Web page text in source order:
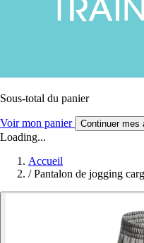
Sous-total du panier
Voir mon panier Continuer mes
Loading...
Accueil
/ Pantalon de jogging